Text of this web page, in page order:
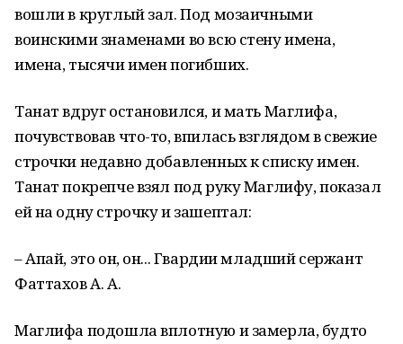
вошли в круглый зал. Под мозаичными
воинскими знамена­ми во всю стену имена,
имена, тысячи имен погибших.
Танат вдруг остановился, и мать Маглифа,
почувствовав что-то, впилась взглядом в свежие
строчки недавно добавленных к списку имен.
Танат покрепче взял под руку Маглифу, показал
ей на одну строчку и зашептал:
– Апай, это он, он... Гвардии младший сержант
Фаттахов А. А.
Маглифа подошла вплотную и замерла, будто